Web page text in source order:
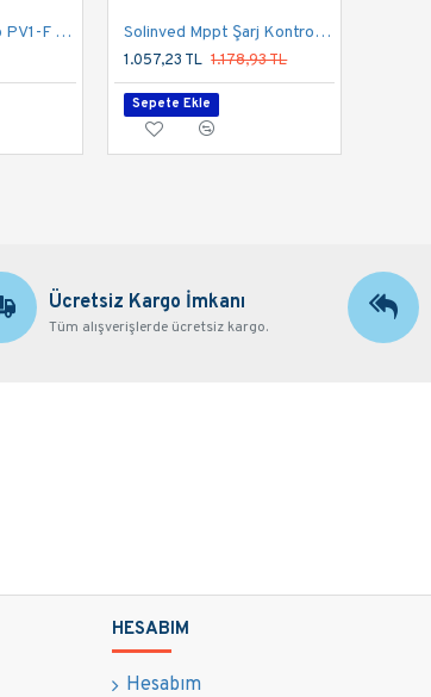
6 mm2 Solar Kablo PV1-F Siyah Solinved Mppt Şarj Kontrol Cihazı Ekranı RM6 ( MC24 Serisi İle Uyumlu )
1.057,23 TL 1.178,93 TL
Sepete Ekle
Ücretsiz Kargo İmkanı
Tüm alışverişlerde ücretsiz kargo.
HESABIM
Hesabım